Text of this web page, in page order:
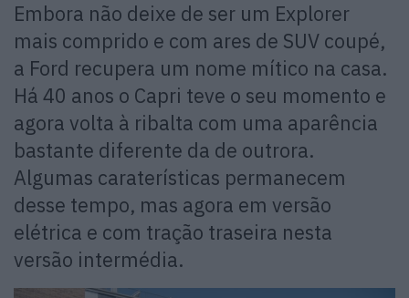
Embora não deixe de ser um Explorer
mais comprido e com ares de SUV coupé,
a Ford recupera um nome mítico na casa.
Há 40 anos o Capri teve o seu momento e
agora volta à ribalta com uma aparência
bastante diferente da de outrora.
Algumas caraterísticas permanecem
desse tempo, mas agora em versão
elétrica e com tração traseira nesta
versão intermédia.